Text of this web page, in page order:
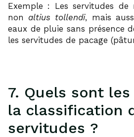
Exemple : Les servitudes de
non altius tollendi, mais
eaux de pluie sans présence
les servitudes de pacage
7. Quels sont
la classification
servitudes ?